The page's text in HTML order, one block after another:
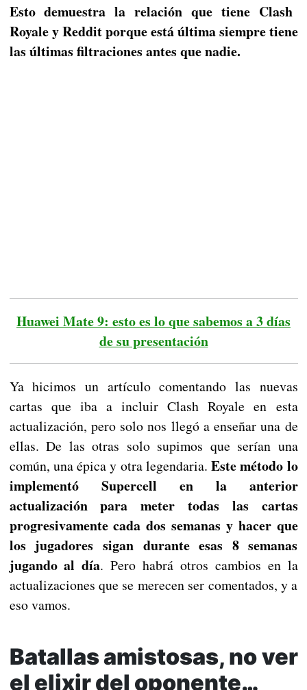
Esto demuestra la relación que tiene Clash
Royale y Reddit porque está última siempre tiene
las últimas filtraciones antes que nadie.
Huawei Mate 9: esto es lo que sabemos a 3 días
de su presentación
Ya hicimos un artículo comentando las nuevas
cartas que iba a incluir Clash Royale en esta
actualización, pero solo nos llegó a enseñar una de
ellas. De las otras solo supimos que serían una
común, una épica y otra legendaria. Este método lo
implementó Supercell en la anterior
actualización para meter todas las cartas
progresivamente cada dos semanas y hacer que
los jugadores sigan durante esas 8 semanas
jugando al día. Pero habrá otros cambios en la
actualizaciones que se merecen ser comentados, y a
eso vamos.
Batallas amistosas, no ver
el elixir del oponente…